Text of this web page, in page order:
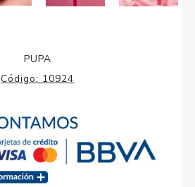
PUPA
Código: 10924